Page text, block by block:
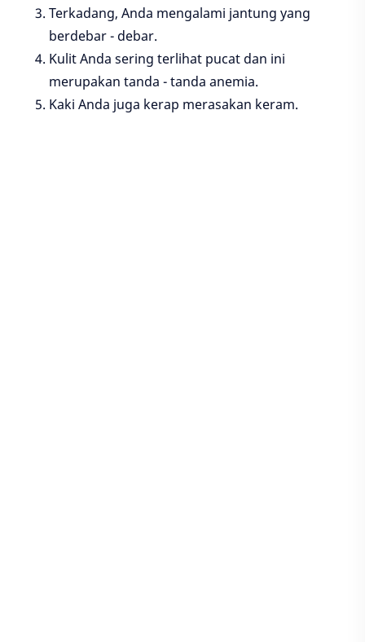
Terkadang, Anda mengalami jantung yang
berdebar - debar.
Kulit Anda sering terlihat pucat dan ini
merupakan tanda - tanda anemia.
Kaki Anda juga kerap merasakan keram.